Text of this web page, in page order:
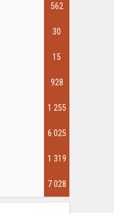
562
30
15
928
1 255
6 025
1 319
7 028